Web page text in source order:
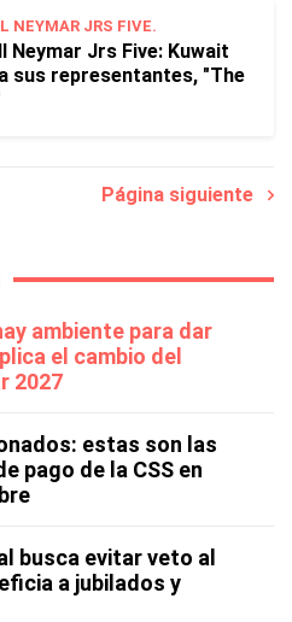
NEYMAR JRS FIVE.
Neymar Jrs Five: Kuwait
sus representantes, "The
Página siguiente
ambiente para dar
el cambio del
2027
estas son las
pago de la CSS en
busca evitar veto al
a jubilados y